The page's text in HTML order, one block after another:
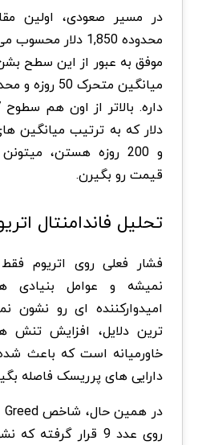
در مسیر صعودی، اولین
محدوده 1,850 دلار
موفق به عبور از این سطح
و 200 روزه هستن،
قیمت رو بگیرن.
تحلیل فاندامنتال
فشار فعلی روی اتریوم
نمیشه و عوامل بنیادی
امیدوارکننده ای رو نشون
ترین دلایل، افزایش تنش
خاورمیانه است که باعث
دارایی های پرریسک فاصله
در همین حال، شاخصGreed
روی عدد 9 قرار گرفته که نشون دهنده وضعیت